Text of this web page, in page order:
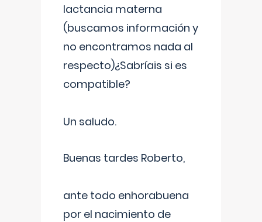
lactancia materna
(buscamos información y
no encontramos nada al
respecto)¿Sabríais si es
compatible?
Un saludo.
Buenas tardes Roberto,
ante todo enhorabuena
por el nacimiento de